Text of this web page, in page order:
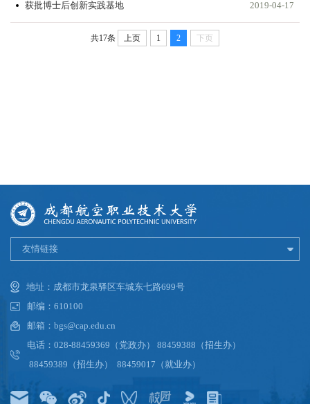
获批博士后创新实践基地 2019-04-17
共17条 上页 1 2 下页
友情链接
地址：成都市龙泉驿区车城东七路699号
邮编：610100
邮箱：bgs@cap.edu.cn
电话：028-88459369（党政办） 88459388（招生办）
88459389（招生办） 88459017（就业办）